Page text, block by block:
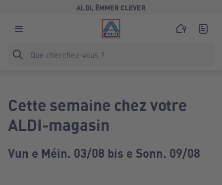
ALDI, ËMMER CLEVER
Cette semaine chez votre
ALDI-magasin
Vun e Méin. 03/08 bis e Sonn. 09/08